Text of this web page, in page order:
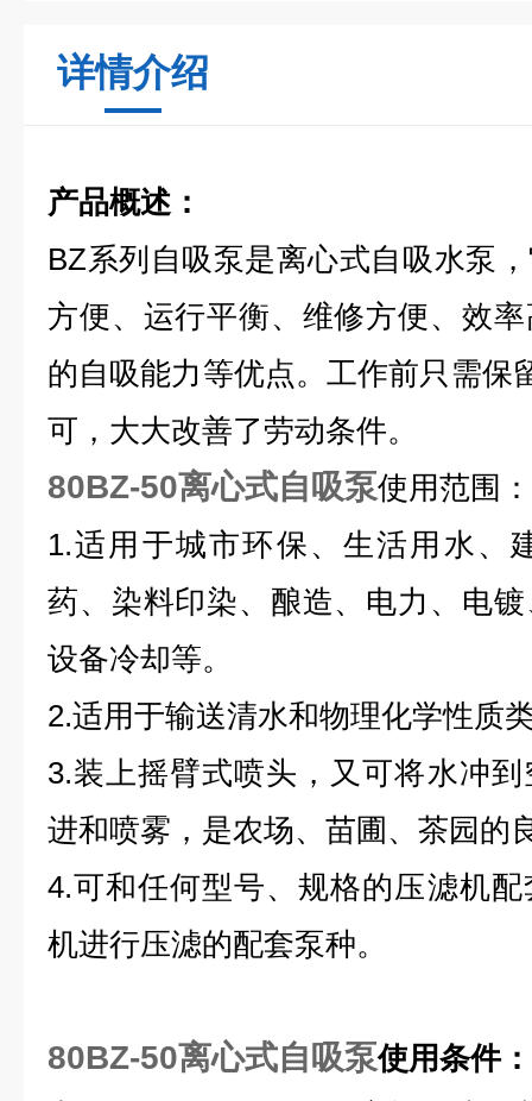
详情介绍
产品概述：
BZ系列自吸泵是离心式自吸水泵
方便、运行平衡、维修方便、效
的自吸能力等优点。工作前只需保
可，大大改善了劳动条件。
80BZ-50离心式自吸泵使用范围：
1.适用于城市环保、生活用水、
药、染料印染、酿造、电力、电
设备冷却等。
2.适用于输送清水和物理化学性质
3.装上摇臂式喷头，又可将水冲
进和喷雾，是农场、苗圃、茶园的
4.可和任何型号、规格的压滤机
机进行压滤的配套泵种。
80BZ-50离心式自吸泵使用条件：